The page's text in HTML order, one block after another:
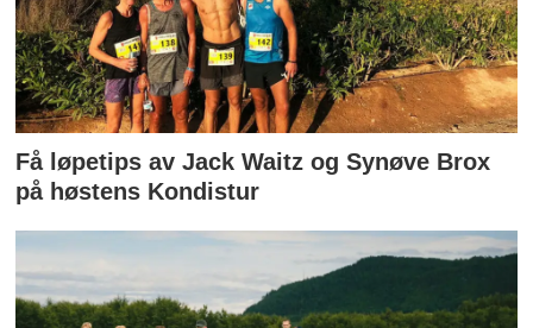
Få løpetips av Jack Waitz og Synøve Brox
på høstens Kondistur